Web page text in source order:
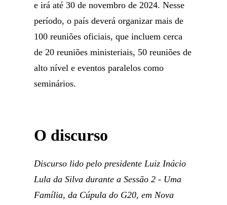
e irá até 30 de novembro de 2024. Nesse
período, o país deverá organizar mais de
100 reuniões oficiais, que incluem cerca
de 20 reuniões ministeriais, 50 reuniões de
alto nível e eventos paralelos como
seminários.
O discurso
Discurso lido pelo presidente Luiz Inácio
Lula da Silva durante a Sessão 2 - Uma
Família, da Cúpula do G20, em Nova